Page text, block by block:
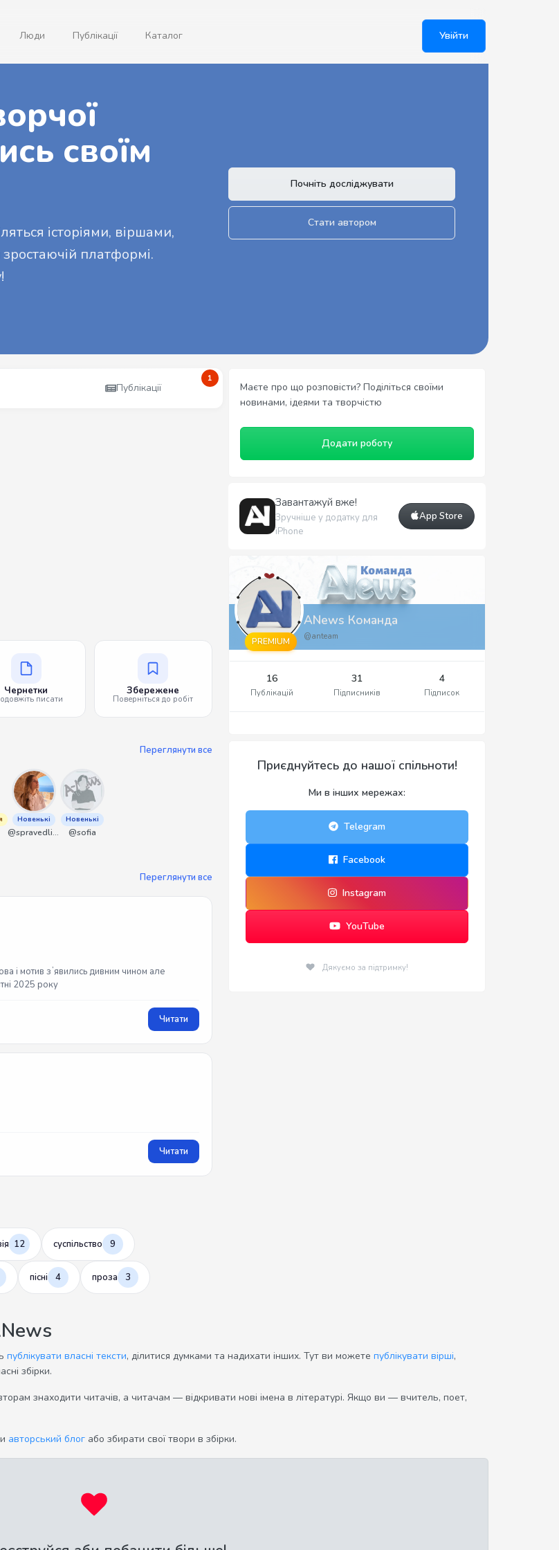
Люди Публікації Каталог Увійти
своїм
історіями, віршами,
платформі.
Почніть досліджувати
Стати автором
Публікації
1
Чернетки
писати
Збережене
Поверніться до робіт
Переглянути все
Новенькі
@spravedliwa
Новенькі
@sofia
Переглянути все
і мотив зʼявились дивним чином але
2025 року
Читати
Читати
12 суспільство 9
пісні 4 проза 3
Маєте про що розповісти? Поділіться своїми
новинами, ідеями та творчістю
Додати роботу
Завантажуй вже!
Зручніше у додатку для
iPhone
App Store
PREMIUM
ANews Команда
@anteam
16
Публікацій
31
Підписників
4
Підписок
Приєднуйтесь до нашої спільноти!
Ми в інших мережах:
Telegram
Facebook
Instagram
YouTube
Дякуємо за підтримку!
публікувати власні тексти, ділитися думками та надихати інших. Тут ви можете публікувати вірші,
збірки.
знаходити читачів, а читачам — відкривати нові імена в літературі. Якщо ви — вчитель, поет,
авторський блог або збирати свої твори в збірки.